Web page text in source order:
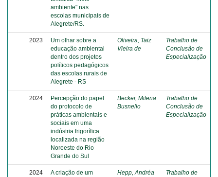
ambiente" nas
escolas municipais de
Alegrete/RS.
2023
Um olhar sobre a
educação ambiental
dentro dos projetos
políticos pedagógicos
das escolas rurais de
Alegrete - RS
Oliveira, Taiz
Vieira de
Trabalho de
Conclusão de
Especialização
2024
Percepção do papel
do protocolo de
práticas ambientais e
sociais em uma
indústria frigorífica
localizada na região
Noroeste do Rio
Grande do Sul
Becker, Milena
Busnello
Trabalho de
Conclusão de
Especialização
2024
A criação de um
Hepp, Andréa
Trabalho de